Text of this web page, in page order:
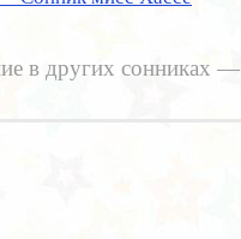
в других сонниках —